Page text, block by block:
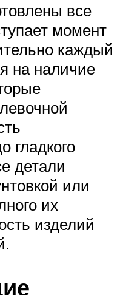
все
момент
каждый
на наличие
гладкого
детали
или
их
изделий